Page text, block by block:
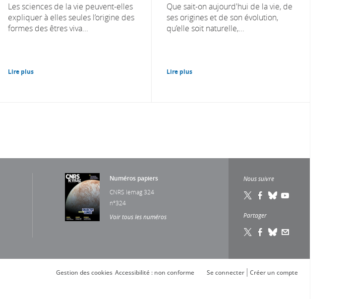
Les sciences de la vie peuvent-elles
expliquer à elles seules l’origine des
formes des êtres viva...
Lire plus
Que sait-on aujourd'hui de la vie, de
ses origines et de son évolution,
qu’elle soit naturelle,...
Lire plus
Numéros papiers
CNRS lemag 324
n°324
Voir tous les numéros
Nous suivre
Partager
Créer un compte
Se connecter
Accessibilité : non conforme
Gestion des cookies
la conformité avec les réglementations. Personnalisez vos préférences pour